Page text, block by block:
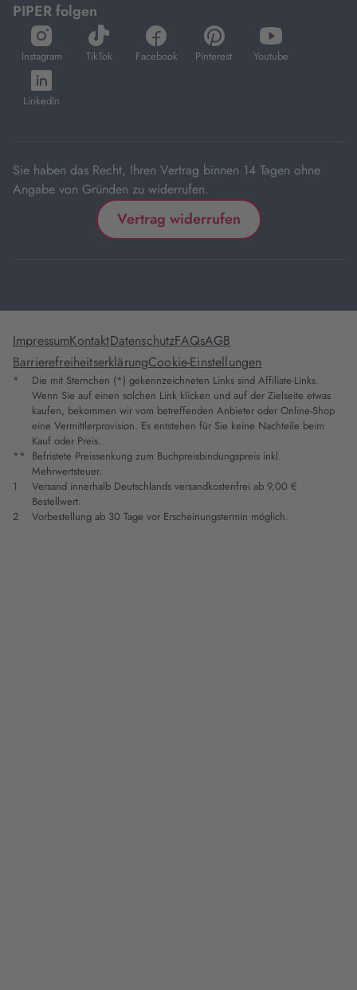
PIPER folgen
Instagram
öffnet
in
neuem
Tab
TikTok
öffnet
in
Facebook
öffnet
in
Pinterest
öffnet
in
Youtube
öffnet
in
LinkedIn
öffnet
in
Sie haben das Recht, Ihren Vertrag binnen 14 Tagen ohne
Angabe von Gründen zu widerrufen.
Vertrag widerrufen
ImpressumKontaktDatenschutzFAQsAGB
BarrierefreiheitserklärungCookie-Einstellungen
*
Die mit Sternchen (*) gekennzeichneten Links sind Affiliate-Links.
Wenn Sie auf einen solchen Link klicken und auf der Zielseite etwas
kaufen, bekommen wir vom betreffenden Anbieter oder Online-Shop
eine Vermittlerprovision. Es entstehen für Sie keine Nachteile beim
Kauf oder Preis.
** Befristete Preissenkung zum Buchpreisbindungspreis inkl.
Mehrwertsteuer.
1
Versand innerhalb Deutschlands versandkostenfrei ab 9,00 €
Bestellwert.
2
Vorbestellung ab 30 Tage vor Erscheinungstermin möglich.